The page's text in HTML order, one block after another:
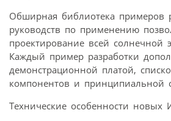
Обширная библиотека примеров
руководств по применению
проектирование всей солнечной
Каждый пример разработки
демонстрационной платой,
компонентов и принципиальной
Технические особенности новых